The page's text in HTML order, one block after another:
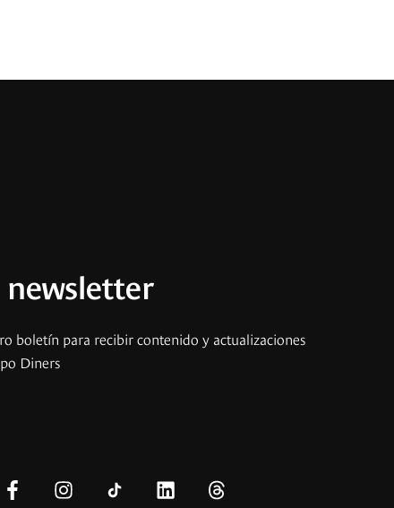
boletín para recibir contenido y actualizaciones
Diners